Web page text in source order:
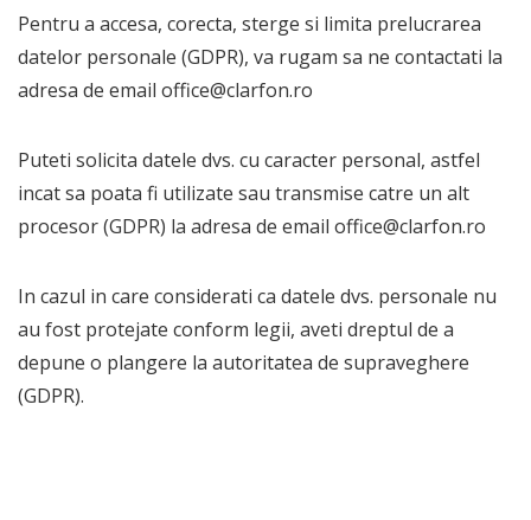
Pentru a accesa, corecta, sterge si limita prelucrarea
datelor personale (GDPR), va rugam sa ne contactati la
adresa de email office@clarfon.ro
Puteti solicita datele dvs. cu caracter personal, astfel
incat sa poata fi utilizate sau transmise catre un alt
procesor (GDPR) la adresa de email office@clarfon.ro
In cazul in care considerati ca datele dvs. personale nu
au fost protejate conform legii, aveti dreptul de a
depune o plangere la autoritatea de supraveghere
(GDPR).